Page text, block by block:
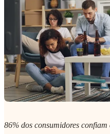
86% dos consumidores